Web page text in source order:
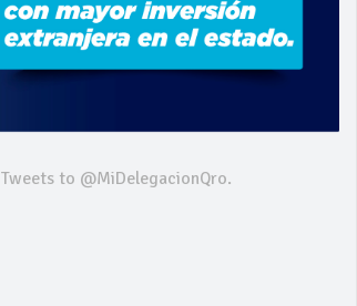
Tweets to @MiDelegacionQro.